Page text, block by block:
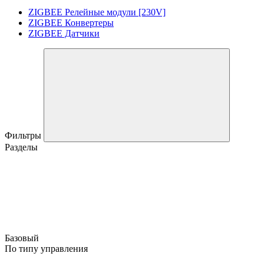
ZIGBEE Релейные модули [230V]
ZIGBEE Конвертеры
ZIGBEE Датчики
Фильтры
Разделы
Базовый
По типу управления